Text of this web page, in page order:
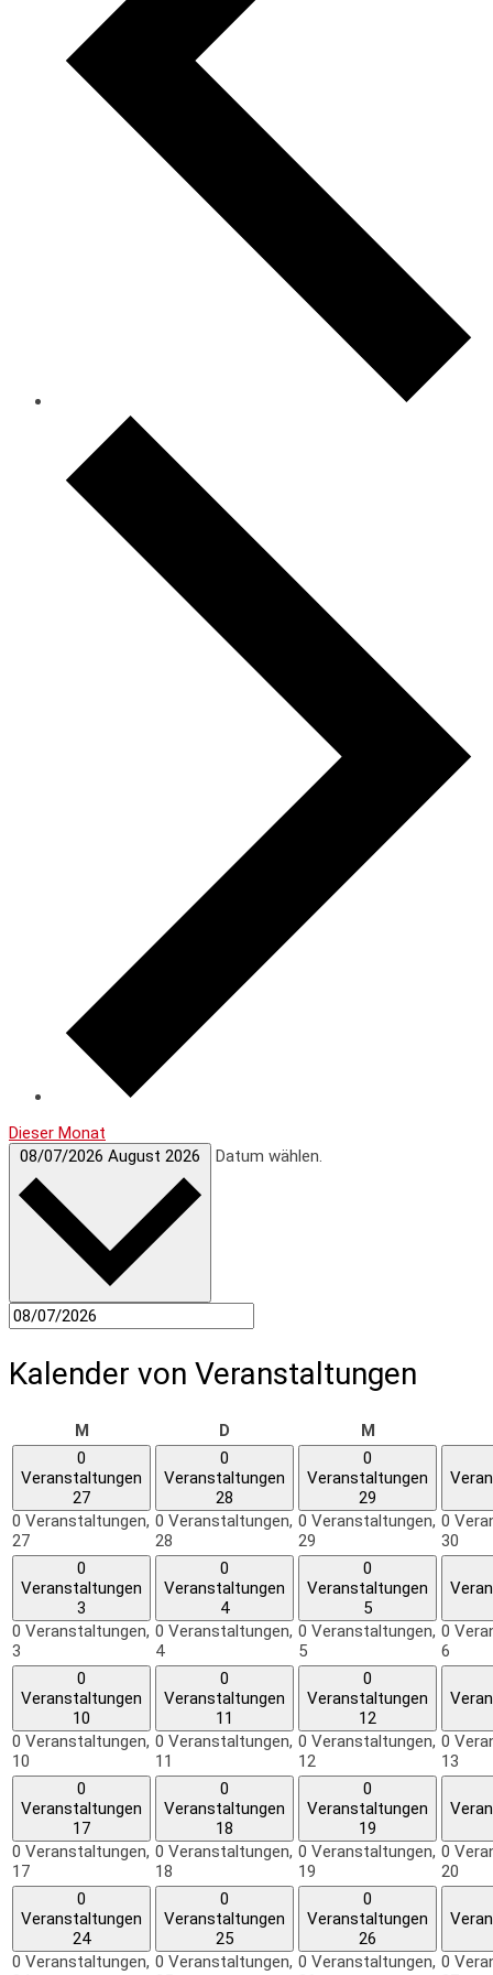
Dieser Monat
08/07/2026 August 2026 Datum wählen.
Kalender von Veranstaltungen
MMontag D MMittwoch
0
Veranstaltungen
27
0 Veranstaltungen,
27
0
Veranstaltungen
28
0 Veranstaltungen,
28
0
Veranstaltungen
29
0 Veranstaltungen,
29
0
30
0
Veranstaltungen
3
0 Veranstaltungen,
3
0
Veranstaltungen
4
0 Veranstaltungen,
4
0
Veranstaltungen
5
0 Veranstaltungen,
5
0
6
0
Veranstaltungen
10
0 Veranstaltungen,
10
0
Veranstaltungen
11
0 Veranstaltungen,
11
0
Veranstaltungen
12
0 Veranstaltungen,
12
0
13
0
Veranstaltungen
17
0 Veranstaltungen,
17
0
Veranstaltungen
18
0 Veranstaltungen,
18
0
Veranstaltungen
19
0 Veranstaltungen,
19
0
20
0
Veranstaltungen
24
0 Veranstaltungen,
0
Veranstaltungen
25
0 Veranstaltungen,
0
Veranstaltungen
26
0 Veranstaltungen, 0